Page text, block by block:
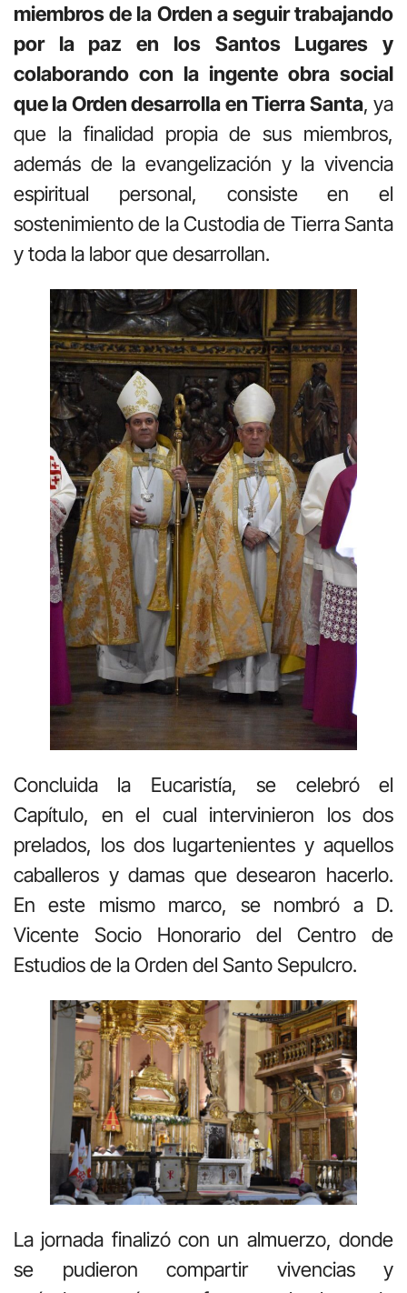
miembros de la Orden a seguir trabajando
por la paz en los Santos Lugares y
colaborando con la ingente obra social
que la Orden desarrolla en Tierra Santa, ya
que la finalidad propia de sus miembros,
además de la evangelización y la vivencia
espiritual personal, consiste en el
sostenimiento de la Custodia de Tierra Santa
y toda la labor que desarrollan.
Concluida la Eucaristía, se celebró el
Capítulo, en el cual intervinieron los dos
prelados, los dos lugartenientes y aquellos
caballeros y damas que desearon hacerlo.
En este mismo marco, se nombró a D.
Vicente Socio Honorario del Centro de
Estudios de la Orden del Santo Sepulcro.
La jornada finalizó con un almuerzo, donde
se pudieron compartir vivencias y